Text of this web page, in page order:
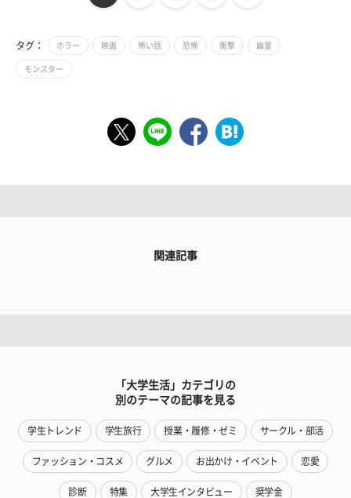
タグ： ホラー 映画 怖い話 恐怖 衝撃 幽霊
モンスター
関連記事
「大学生活」カテゴリの
別のテーマの記事を見る
学生トレンド 学生旅行 授業・履修・ゼミ サークル・部活
ファッション・コスメ グルメ お出かけ・イベント 恋愛
診断 特集 大学生インタビュー 奨学金